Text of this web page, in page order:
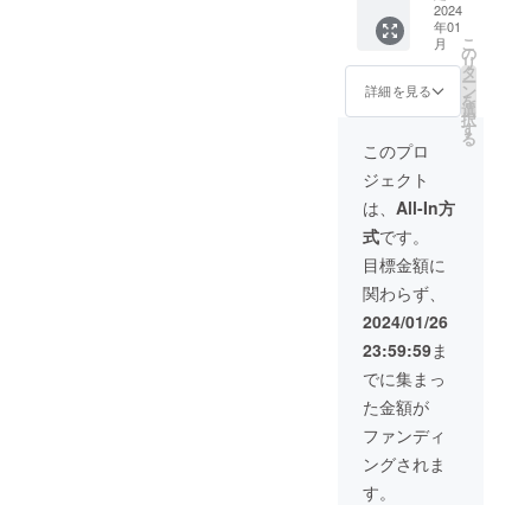
この3人
の体験
につい
てお話
頂きま
す。
ファシ
リテー
ター
は、
『脳に
何かが
あった
時』取
材・執
筆担当
の多田
紀子で
す。
年に独
立し、
や企業
研修な
供する
事業を
行なっ
てい
る。 ＜
資格＞
理学療
法士免
許 3学
会呼吸
療法認
定士 メ
ンタル
ヘルス
マネジ
メント
Ⅱ種 医
療安全
０００
０人以
上の機
を経験
2015年
神経外
科病院
にて勤
務 部署
の管理
者や医
療事故
などを
管理す
る医療
安全管
理者と
して、
教育や
組織運
営にも
従事す
る。 ２
お間違
えない
ようご
ろしく
お願い
す。
事者の
知恵。
①高次
脳機能
障害 回
要なこ
害のこ
とをど
んな風
に伝え
れば良
いか支
援者も
知らな
た。試
行錯誤
して悲
痛な訴
えにな
らない
様に柔
ウド
ファン
ディン
グで
は、支
ターン
になり
ますの
で、一
般に販
売され
ている
物より
高くな
ります
ことを
ご了承
の上、
支援を
お願い
いたし
ます。
本の情
出版物
より、
言語聴
覚士西
村紀子
著『わ
たし、
失語症
なんで
す』で
す。発
送は、
クラウ
ドファ
ンディ
ング終
了後と
なりま
す。な
お、こ
のクラ
ウド
ファン
ディン
グで
2024
年01
月
詳細を見る
こ
の
リ
タ
ー
ン
を
選
択
す
る
このプロ
ジェクト
は、 All-In方
式です。
目標金額に
関わらず、
2024/01/26
23:59:59ま
でに集まっ
た金額が
ファンディ
ングされま
す。